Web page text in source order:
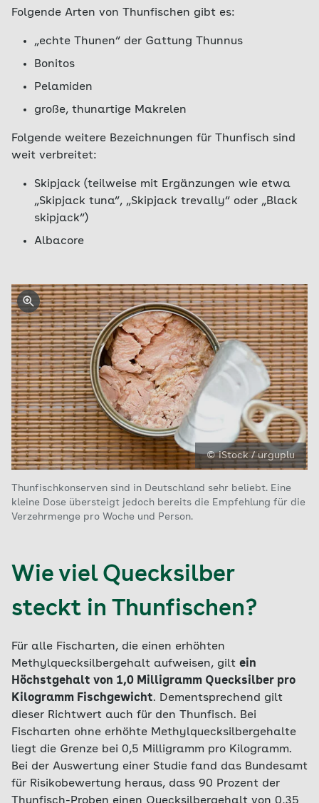
Folgende Arten von Thunfischen gibt es:
„echte Thunen“ der Gattung Thunnus
Bonitos
Pelamiden
große, thunartige Makrelen
Folgende weitere Bezeichnungen für Thunfisch sind
weit verbreitet:
Skipjack (teilweise mit Ergänzungen wie etwa
„Skipjack tuna“, „Skipjack trevally“ oder „Black
skipjack“)
Albacore
© iStock / urguplu
Thunfischkonserven sind in Deutschland sehr beliebt. Eine
kleine Dose übersteigt jedoch bereits die Empfehlung für die
Verzehrmenge pro Woche und Person.
Wie viel Quecksilber
steckt in Thunfischen?
Für alle Fischarten, die einen erhöhten
Methylquecksilbergehalt aufweisen, gilt ein
Höchstgehalt von 1,0 Milligramm Quecksilber pro
Kilogramm Fischgewicht. Dementsprechend gilt
dieser Richtwert auch für den Thunfisch. Bei
Fischarten ohne erhöhte Methylquecksilbergehalte
liegt die Grenze bei 0,5 Milligramm pro Kilogramm.
Bei der Auswertung einer Studie fand das Bundesamt
für Risikobewertung heraus, dass 90 Prozent der